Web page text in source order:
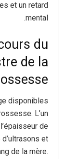
et un retard
mental.
du
de la
disponibles
L’un
de
et
de la mère.